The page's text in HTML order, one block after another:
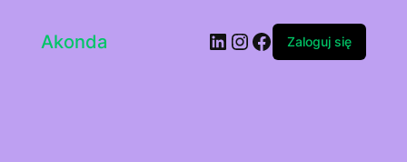
Akonda LinkedIn
Instagram
Facebook
Zaloguj się